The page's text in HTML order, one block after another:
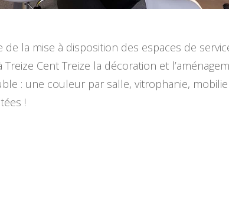
de la mise à disposition des espaces de
Treize Cent Treize la décoration et
: une couleur par salle, vitrophanie,
!